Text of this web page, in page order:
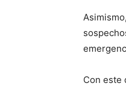
Con este